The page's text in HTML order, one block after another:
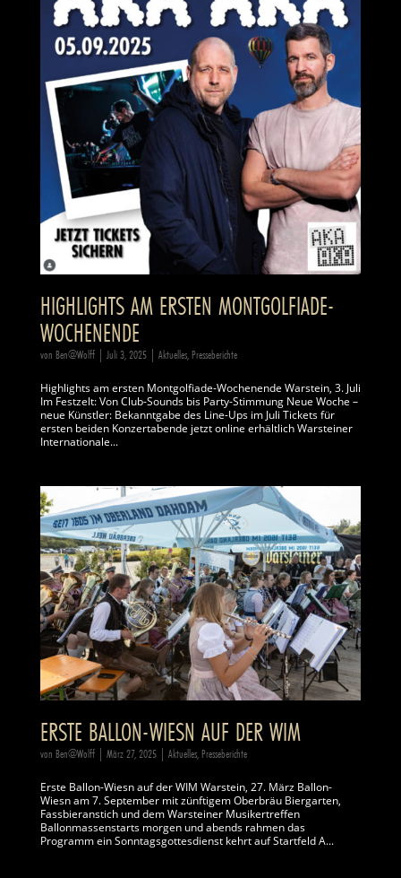
HIGHLIGHTS AM ERSTEN MONTGOLFIADE-
WOCHENENDE
von Ben@Wolff| Juli 3, 2025| Aktuelles,Presseberichte
Highlights am ersten Montgolfiade-Wochenende Warstein, 3. Juli
Im Festzelt: Von Club-Sounds bis Party-Stimmung Neue Woche –
neue Künstler: Bekanntgabe des Line-Ups im Juli Tickets für
ersten beiden Konzertabende jetzt online erhältlich Warsteiner
Internationale...
ERSTE BALLON-WIESN AUF DER WIM
von Ben@Wolff| März 27, 2025| Aktuelles,Presseberichte
Erste Ballon-Wiesn auf der WIM Warstein, 27. März Ballon-
Wiesn am 7. September mit zünftigem Oberbräu Biergarten,
Fassbieranstich und dem Warsteiner Musikertreffen
Ballonmassenstarts morgen und abends rahmen das
Programm ein Sonntagsgottesdienst kehrt auf Startfeld A...